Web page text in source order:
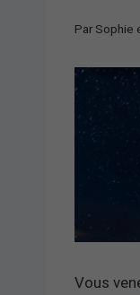
Par Sophie
Vous